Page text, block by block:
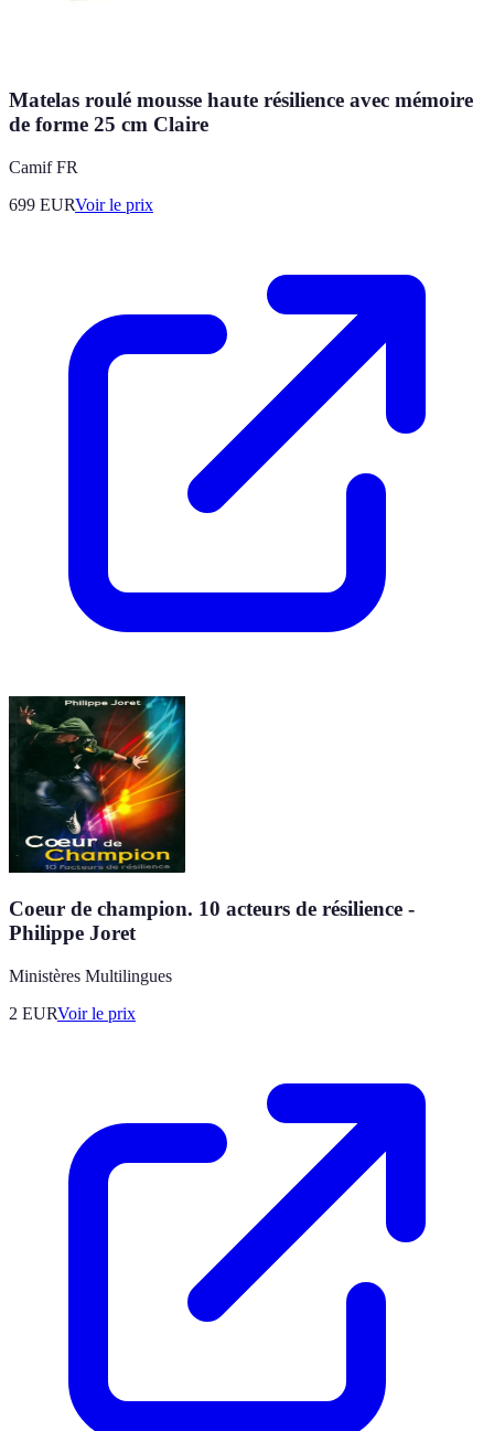
Matelas roulé mousse haute résilience avec mémoire
de forme 25 cm Claire
Camif FR
699 EURVoir le prix
Coeur de champion. 10 acteurs de résilience -
Philippe Joret
Ministères Multilingues
2 EURVoir le prix